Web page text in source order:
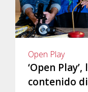
Open Play
‘Open
contenido